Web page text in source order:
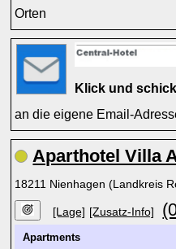
Orten
Klick und
an die eigene Email-
Aparthotel Villa
18211 Nienhagen (Landkreis
[Lage] [Zusatz-Info]
Apartments